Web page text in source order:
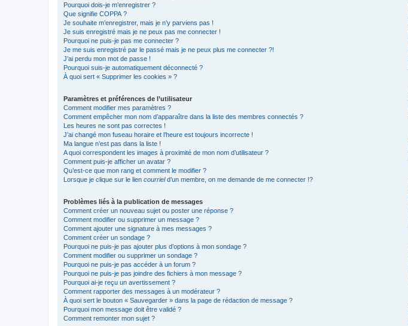
Pourquoi dois-je m’enregistrer ?
Que signifie COPPA ?
Je souhaite m’enregistrer, mais je n’y parviens pas !
Je suis enregistré mais je ne peux pas me connecter !
Pourquoi ne puis-je pas me connecter ?
Je me suis enregistré par le passé mais je ne peux plus me connecter ?!
J’ai perdu mon mot de passe !
Pourquoi suis-je automatiquement déconnecté ?
À quoi sert « Supprimer les cookies » ?
Paramètres et préférences de l’utilisateur
Comment modifier mes paramètres ?
Comment empêcher mon nom d’apparaître dans la liste des membres connectés ?
Les heures ne sont pas correctes !
J’ai changé mon fuseau horaire et l’heure est toujours incorrecte !
Ma langue n’est pas dans la liste !
A quoi correspondent les images à proximité de mon nom d’utilisateur ?
Comment puis-je afficher un avatar ?
Qu’est-ce que mon rang et comment le modifier ?
Lorsque je clique sur le lien courrield’un membre, on me demande de me connecter !?
Problèmes liés à la publication de messages
Comment créer un nouveau sujet ou poster une réponse ?
Comment modifier ou supprimer un message ?
Comment ajouter une signature à mes messages ?
Comment créer un sondage ?
Pourquoi ne puis-je pas ajouter plus d’options à mon sondage ?
Comment modifier ou supprimer un sondage ?
Pourquoi ne puis-je pas accéder à un forum ?
Pourquoi ne puis-je pas joindre des fichiers à mon message ?
Pourquoi ai-je reçu un avertissement ?
Comment rapporter des messages à un modérateur ?
À quoi sert le bouton « Sauvegarder » dans la page de rédaction de message ?
Pourquoi mon message doit être validé ?
Comment remonter mon sujet ?